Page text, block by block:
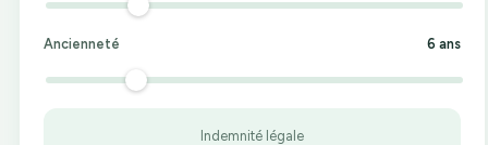
Ancienneté 6 ans
Indemnité légale